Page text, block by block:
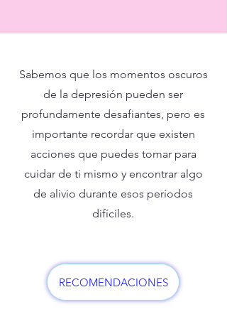
Sabemos que los momentos oscuros
de la depresión pueden ser
profundamente desafiantes, pero es
importante recordar que existen
acciones que puedes tomar para
cuidar de ti mismo y encontrar algo
de alivio durante esos períodos
difíciles.
RECOMENDACIONES